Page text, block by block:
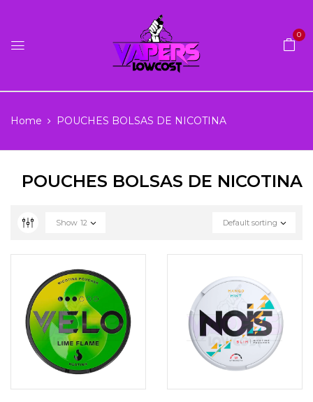
0
Home POUCHES BOLSAS DE NICOTINA
POUCHES BOLSAS DE NICOTINA
Default sorting
Show 12